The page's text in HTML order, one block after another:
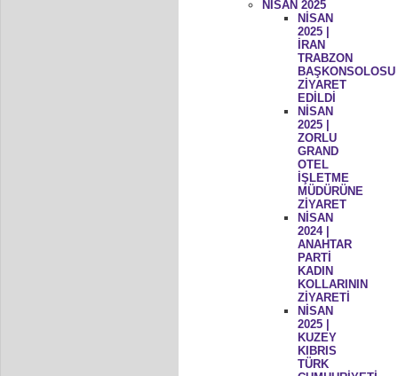
NİSAN 2025
NİSAN
2025 |
İRAN
TRABZON
BAŞKONSOLOSU
ZİYARET
EDİLDİ
NİSAN
2025 |
ZORLU
GRAND
OTEL
İŞLETME
MÜDÜRÜNE
ZİYARET
NİSAN
2024 |
ANAHTAR
PARTİ
KADIN
KOLLARININ
ZİYARETİ
NİSAN
2025 |
KUZEY
KIBRIS
TÜRK